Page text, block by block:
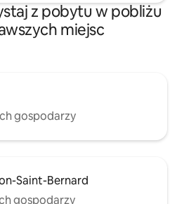
z pobytu w pobliżu
miejsc
gospodarzy
Saint-Bernard
gospodarzy